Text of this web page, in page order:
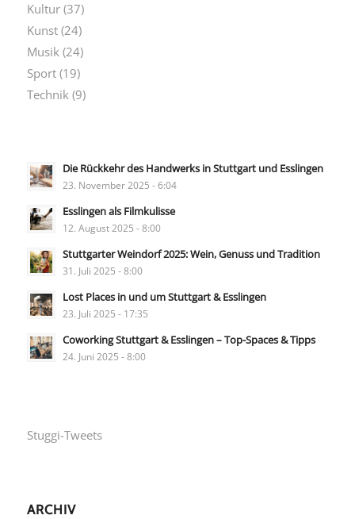
Kultur(37)
Kunst(24)
Musik(24)
Sport(19)
Technik(9)
Die Rückkehr des Handwerks in Stuttgart und Esslingen
23. November 2025 - 6:04
Esslingen als Filmkulisse
12. August 2025 - 8:00
Stuttgarter Weindorf 2025: Wein, Genuss und Tradition
31. Juli 2025 - 8:00
Lost Places in und um Stuttgart & Esslingen
23. Juli 2025 - 17:35
Coworking Stuttgart & Esslingen – Top-Spaces & Tipps
24. Juni 2025 - 8:00
Stuggi-Tweets
ARCHIV